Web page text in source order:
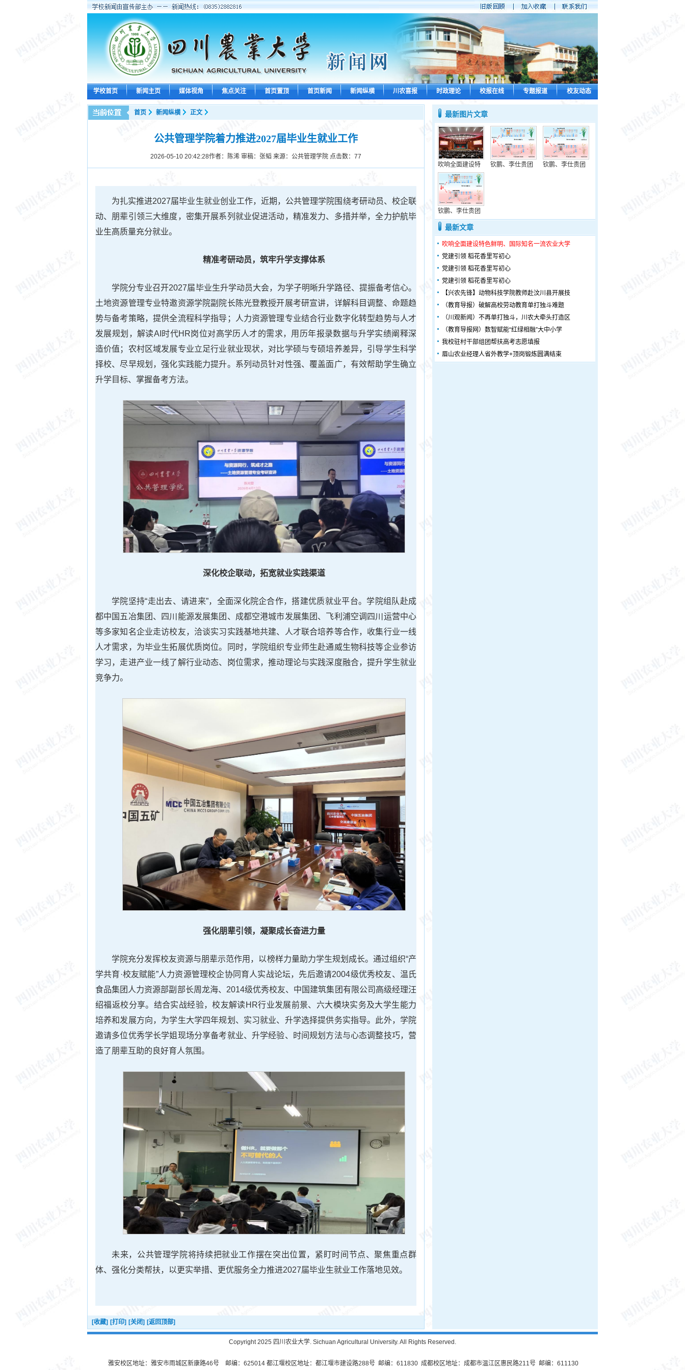
学校首页 新闻主页 媒体视角 焦点关注 首页置顶 首页新闻 新闻纵横 川农喜报 时政理论 校报在线 专题报道 校友动态
首页 新闻纵横 正文
公共管理学院着力推进2027届毕业生就业工作
2026-05-10 20:42:28作者：陈浠 审稿：张韬 来源：公共管理学院 点击数： 77
为扎实推进2027届毕业生就业创业工作，近期，公共管理学院围绕考研动员、校企联
动、朋辈引领三大维度，密集开展系列就业促进活动，精准发力、多措并举，全力护航毕
业生高质量充分就业。
精准考研动员，筑牢升学支撑体系
学院分专业召开2027届毕业生升学动员大会，为学子明晰升学路径、提振备考信心。
土地资源管理专业特邀资源学院副院长陈光登教授开展考研宣讲，详解科目调整、命题趋
势与备考策略，提供全流程科学指导；人力资源管理专业结合行业数字化转型趋势与人才
发展规划，解读AI时代HR岗位对高学历人才的需求，用历年报录数据与升学实绩阐释深
造价值；农村区域发展专业立足行业就业现状，对比学硕与专硕培养差异，引导学生科学
择校、尽早规划，强化实践能力提升。系列动员针对性强、覆盖面广，有效帮助学生确立
升学目标、掌握备考方法。
深化校企联动，拓宽就业实践渠道
学院坚持“走出去、请进来”，全面深化院企合作，搭建优质就业平台。学院组队赴成
都中国五冶集团、四川能源发展集团、成都空港城市发展集团、飞利浦空调四川运营中心
等多家知名企业走访校友，洽谈实习实践基地共建、人才联合培养等合作，收集行业一线
人才需求，为毕业生拓展优质岗位。同时，学院组织专业师生赴通威生物科技等企业参访
学习，走进产业一线了解行业动态、岗位需求，推动理论与实践深度融合，提升学生就业
竞争力。
强化朋辈引领，凝聚成长奋进力量
学院充分发挥校友资源与朋辈示范作用，以榜样力量助力学生规划成长。通过组织“产
学共育·校友赋能”人力资源管理校企协同育人实战论坛，先后邀请2004级优秀校友、温氏
食品集团人力资源部副部长周龙海、2014级优秀校友、中国建筑集团有限公司高级经理汪
绍福返校分享。结合实战经验，校友解读HR行业发展前景、六大模块实务及大学生能力
培养和发展方向，为学生大学四年规划、实习就业、升学选择提供务实指导。此外，学院
邀请多位优秀学长学姐现场分享备考就业、升学经验、时间规划方法与心态调整技巧，营
造了朋辈互助的良好育人氛围。
未来，公共管理学院将持续把就业工作摆在突出位置，紧盯时间节点、聚焦重点群
体、强化分类帮扶，以更实举措、更优服务全力推进2027届毕业生就业工作落地见效。
[收藏] [打印] [关闭] [返回顶部]
最新图片文章
吹响全面建设特 钦鹏、李仕贵团 钦鹏、李仕贵团
钦鹏、李仕贵团
最新文章
吹响全面建设特色鲜明、国际知名一流农业大学
党建引领 稻花香里写初心
党建引领 稻花香里写初心
党建引领 稻花香里写初心
【兴农先锋】动物科技学院教师赴汶川县开展技
（教育导报）破解高校劳动教育单打独斗难题
（川观新闻）不再单打独斗，川农大牵头打造区
（教育导报网）数智赋能“红绿相融”大中小学
我校驻村干部组团帮扶高考志愿填报
眉山农业经理人省外教学+顶岗锻炼圆满结束
Copyright 2025 四川农业大学. Sichuan Agricultural University. All Rights Reserved.
雅安校区地址：雅安市雨城区新康路46号 邮编：625014 都江堰校区地址：都江堰市建设路288号 邮编：611830 成都校区地址：成都市温江区惠民路211号 邮编：611130